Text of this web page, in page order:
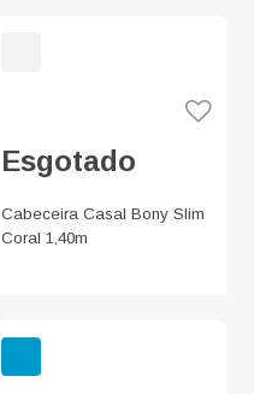
Esgotado
Cabeceira Casal Bony Slim
Coral 1,40m